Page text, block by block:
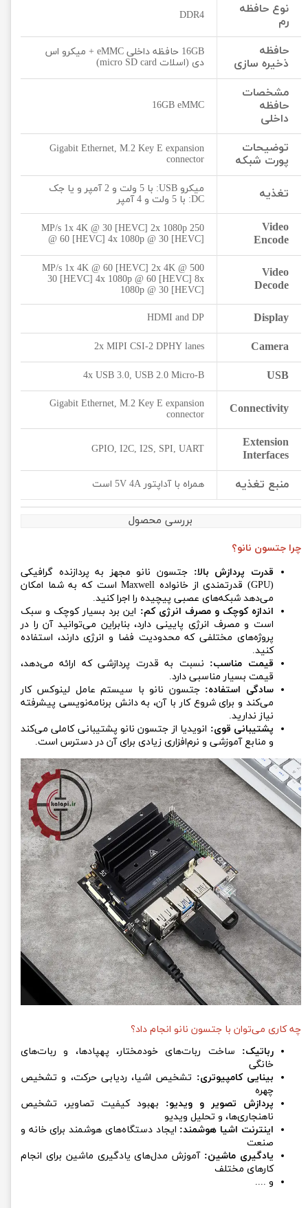
نوع حافظه
رم
DDR4
حافظه
ذخیره سازی
16GB حافظه داخلی eMMC + میکرو اس
دی (اسلات micro SD card)
مشخصات
حافظه
داخلی
16GB eMMC
توضیحات
پورت شبکه
Gigabit Ethernet, M.2 Key E expansion
connector
تغذیه
میکرو USB: با 5 ولت و 2 آمپر و یا جک
DC: با 5 ولت و 4 آمپر
Video
Encode
250 MP/s 1x 4K @ 30 [HEVC] 2x 1080p
@ 60 [HEVC] 4x 1080p @ 30 [HEVC]
Video
Decode
500 MP/s 1x 4K @ 60 [HEVC] 2x 4K @
30 [HEVC] 4x 1080p @ 60 [HEVC] 8x
1080p @ 30 [HEVC]
Display
HDMI and DP
Camera
2x MIPI CSI-2 DPHY lanes
USB
4x USB 3.0, USB 2.0 Micro-B
Connectivity
Gigabit Ethernet, M.2 Key E expansion
connector
Extension
Interfaces
GPIO, I2C, I2S, SPI, UART
منبع تغذیه همراه با آداپتور 5V 4A است
بررسی محصول
چرا جتسون نانو؟
قدرت پردازش بالا: جتسون نانو مجهز به پردازنده گرافیکی
(GPU) قدرتمندی از خانواده Maxwell است که به شما امکان
می‌دهد شبکه‌های عصبی پیچیده را اجرا کنید.
اندازه کوچک و مصرف انرژی کم: این برد بسیار کوچک و سبک
است و مصرف انرژی پایینی دارد، بنابراین می‌توانید آن را در
پروژه‌های مختلفی که محدودیت فضا و انرژی دارند، استفاده
کنید.
قیمت مناسب: نسبت به قدرت پردازشی که ارائه می‌دهد،
قیمت بسیار مناسبی دارد.
سادگی استفاده: جتسون نانو با سیستم عامل لینوکس کار
می‌کند و برای شروع کار با آن، به دانش برنامه‌نویسی پیشرفته
نیاز ندارید.
پشتیبانی قوی: انویدیا از جتسون نانو پشتیبانی کاملی می‌کند
و منابع آموزشی و نرم‌افزاری زیادی برای آن در دسترس است.
چه کاری می‌توان با جتسون نانو انجام داد؟
رباتیک: ساخت ربات‌های خودمختار، پهپادها، و ربات‌های
خانگی
بینایی کامپیوتری: تشخیص اشیا، ردیابی حرکت، و تشخیص
چهره
پردازش تصویر و ویدیو: بهبود کیفیت تصاویر، تشخیص
ناهنجاری‌ها، و تحلیل ویدیو
اینترنت اشیا هوشمند: ایجاد دستگاه‌های هوشمند برای خانه و
صنعت
یادگیری ماشین: آموزش مدل‌های یادگیری ماشین برای انجام
کارهای مختلف
و ....